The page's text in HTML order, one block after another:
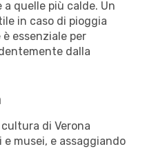
quelle più calde. Un
in caso di pioggia
essenziale per
dalla
di Verona
musei, e assaggiando